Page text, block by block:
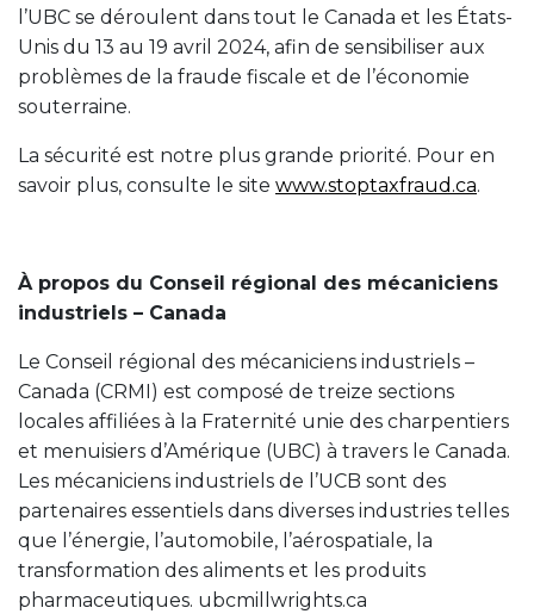
l’UBC se déroulent dans tout le Canada et les États-
Unis du 13 au 19 avril 2024, afin de sensibiliser aux
problèmes de la fraude fiscale et de l’économie
souterraine.
La sécurité est notre plus grande priorité. Pour en
savoir plus, consulte le site www.stoptaxfraud.ca.
À propos du Conseil régional des mécaniciens
industriels – Canada
Le Conseil régional des mécaniciens industriels –
Canada (CRMI) est composé de treize sections
locales affiliées à la Fraternité unie des charpentiers
et menuisiers d’Amérique (UBC) à travers le Canada.
Les mécaniciens industriels de l’UCB sont des
partenaires essentiels dans diverses industries telles
que l’énergie, l’automobile, l’aérospatiale, la
transformation des aliments et les produits
pharmaceutiques. ubcmillwrights.ca